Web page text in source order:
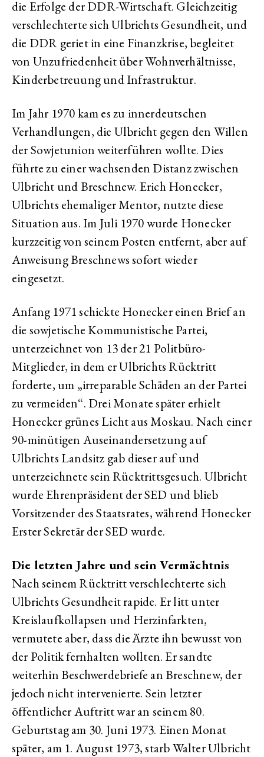
die Erfolge der DDR-Wirtschaft. Gleichzeitig
verschlechterte sich Ulbrichts Gesundheit, und
die DDR geriet in eine Finanzkrise, begleitet
von Unzufriedenheit über Wohnverhältnisse,
Kinderbetreuung und Infrastruktur.
Im Jahr 1970 kam es zu innerdeutschen
Verhandlungen, die Ulbricht gegen den Willen
der Sowjetunion weiterführen wollte. Dies
führte zu einer wachsenden Distanz zwischen
Ulbricht und Breschnew. Erich Honecker,
Ulbrichts ehemaliger Mentor, nutzte diese
Situation aus. Im Juli 1970 wurde Honecker
kurzzeitig von seinem Posten entfernt, aber auf
Anweisung Breschnews sofort wieder
eingesetzt.
Anfang 1971 schickte Honecker einen Brief an
die sowjetische Kommunistische Partei,
unterzeichnet von 13 der 21 Politbüro-
Mitglieder, in dem er Ulbrichts Rücktritt
forderte, um „irreparable Schäden an der Partei
zu vermeiden“. Drei Monate später erhielt
Honecker grünes Licht aus Moskau. Nach einer
90-minütigen Auseinandersetzung auf
Ulbrichts Landsitz gab dieser auf und
unterzeichnete sein Rücktrittsgesuch. Ulbricht
wurde Ehrenpräsident der SED und blieb
Vorsitzender des Staatsrates, während Honecker
Erster Sekretär der SED wurde.
Die letzten Jahre und sein Vermächtnis
Nach seinem Rücktritt verschlechterte sich
Ulbrichts Gesundheit rapide. Er litt unter
Kreislaufkollapsen und Herzinfarkten,
vermutete aber, dass die Ärzte ihn bewusst von
der Politik fernhalten wollten. Er sandte
weiterhin Beschwerdebriefe an Breschnew, der
jedoch nicht intervenierte. Sein letzter
öffentlicher Auftritt war an seinem 80.
Geburtstag am 30. Juni 1973. Einen Monat
später, am 1. August 1973, starb Walter Ulbricht